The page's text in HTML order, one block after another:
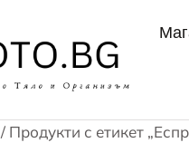
/ Продукти с етикет